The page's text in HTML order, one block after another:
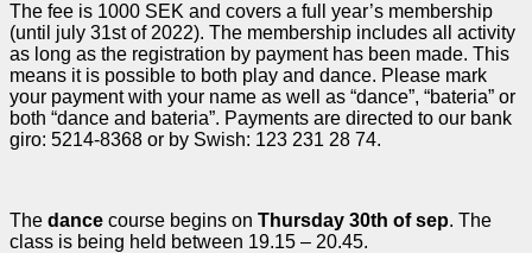
The fee is 1000 SEK and covers a full year’s membership
(until july 31st of 2022). The membership includes all activity
as long as the registration by payment has been made. This
means it is possible to both play and dance. Please mark
your payment with your name as well as “dance”, “bateria” or
both “dance and bateria”. Payments are directed to our bank
giro: 5214-8368 or by Swish: 123 231 28 74.
The dance course begins on Thursday 30th of sep. The
class is being held between 19.15 – 20.45.